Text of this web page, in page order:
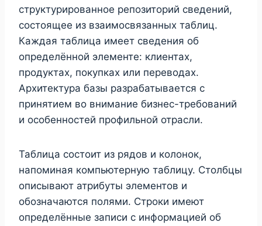
структурированное репозиторий сведений,
состоящее из взаимосвязанных таблиц.
Каждая таблица имеет сведения об
определённой элементе: клиентах,
продуктах, покупках или переводах.
Архитектура базы разрабатывается с
принятием во внимание бизнес-требований
и особенностей профильной отрасли.
Таблица состоит из рядов и колонок,
напоминая компьютерную таблицу. Столбцы
описывают атрибуты элементов и
обозначаются полями. Строки имеют
определённые записи с информацией об